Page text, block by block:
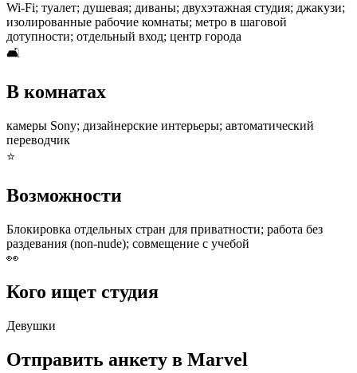
Wi-Fi; туалет; душевая; диваны; двухэтажная студия; джакузи;
изолированные рабочие комнаты; метро в шаговой
дотупности; отдельный вход; центр города
🛋
В комнатах
камеры Sony; дизайнерские интерьеры; автоматический
переводчик
⭐
Возможности
Блокировка отдельных стран для приватности; работа без
раздевания (non-nude); совмещение с учебой
👀
Кого ищет студия
Девушки
Отправить анкету в Marvel